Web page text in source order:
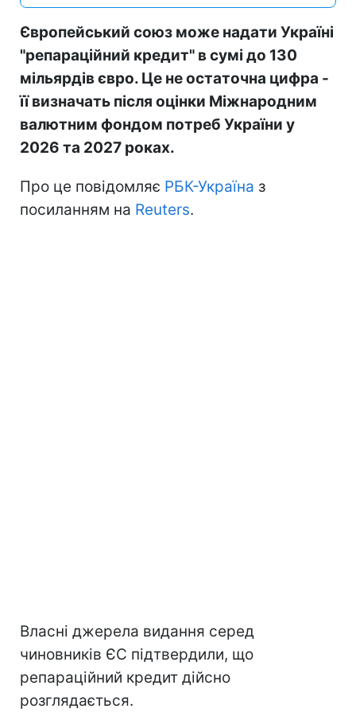
Європейський союз може надати Україні
"репараційний кредит" в сумі до 130
мільярдів євро. Це не остаточна цифра -
її визначать після оцінки Міжнародним
валютним фондом потреб України у
2026 та 2027 роках.
Про це повідомляє РБК-Україна з
посиланням на Reuters.
Власні джерела видання серед
чиновників ЄС підтвердили, що
репараційний кредит дійсно
розглядається.